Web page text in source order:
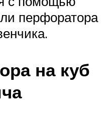
перфоратора
на куб